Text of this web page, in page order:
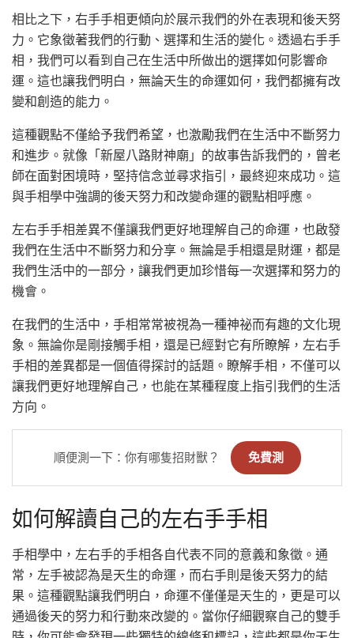
相比之下，右手手相更傾向於展示我們的外在表現和後天努
力。它象徵著我們的行動、選擇和生活的變化。透過右手手
相，我們可以看到自己在生活中所做出的選擇如何影響命
運。這也讓我們明白，無論天生的命運如何，我們都擁有改
變和創造的能力。
這種觀點不僅給予我們希望，也激勵我們在生活中不斷努力
和進步。就像「新屋八路財神廟」的故事告訴我們的，曾老
師在面對困境時，堅持信念並尋求指引，最終迎來成功。這
與手相學中強調的後天努力和改變命運的觀點相呼應。
左右手手相差異不僅讓我們更好地理解自己的命運，也啟發
我們在生活中不斷努力和分享。無論是手相還是財運，都是
我們生活中的一部分，讓我們更加珍惜每一次選擇和努力的
機會。
在我們的生活中，手相常常被視為一種神祕而有趣的文化現
象。無論你是剛接觸手相，還是已經對它有所瞭解，左右手
手相的差異都是一個值得探討的話題。瞭解手相，不僅可以
讓我們更好地理解自己，也能在某種程度上指引我們的生活
方向。
順便測一下：你有哪隻招財獸？ 免費測
如何解讀自己的左右手手相
手相學中，左右手的手相各自代表不同的意義和象徵。通
常，左手被認為是天生的命運，而右手則是後天努力的結
果。這種觀點讓我們明白，命運不僅僅是天生的，更是可以
通過後天的努力和行動來改變的。當你仔細觀察自己的雙手